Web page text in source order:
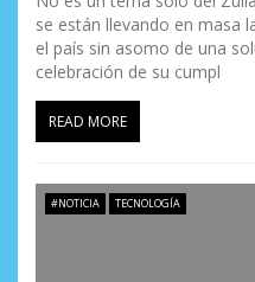
se están llevando en masa
el país sin asomo de una
celebración de su cumpl
READ MORE
#NOTICIA TECNOLOGÍA